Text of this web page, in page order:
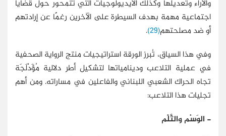
والآراء وتعديلها وكذلك الأيديولوجيات التي تتمحور حول قضايا
اجتماعية مهمة بهدف السيطرة على الآخرين رغمًا عن إرادتهم
أو ضد مصلحتهم(29)
.
وفي هذا السياق، تُبرز الورقة استراتيجيات منتج الرواية الصحفية
في عملية التلاعب ودينامياتها لتشكيل أطر دلالية مُؤَدْلَجَة
تجاه الحراك الشعبي اللبناني والفاعلين في مساراته. ومن أهم
تجليات هذا التلاعب:
- الوَسْم والثَّلْم